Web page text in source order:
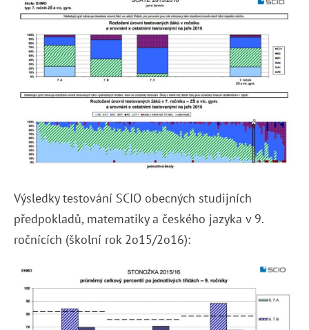
Výsledky testování SCIO obecných studijních
předpokladů, matematiky a českého jazyka v 9.
ročnících (školní rok 2o15/2o16):